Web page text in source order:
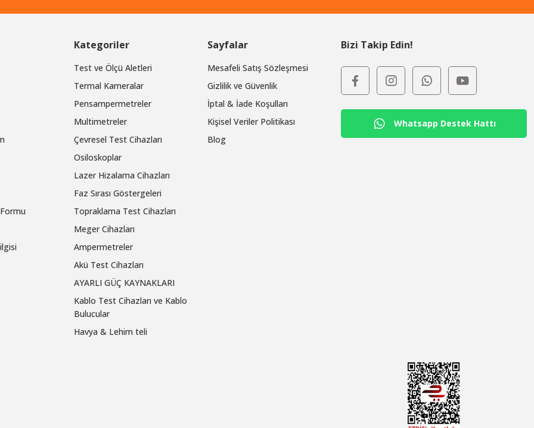
Kategoriler
Test ve Ölçü Aletleri
Termal Kameralar
Pensampermetreler
Multimetreler
Çevresel Test Cihazları
Osiloskoplar
Lazer Hizalama Cihazları
Faz Sırası Göstergeleri
Topraklama Test Cihazları
Meger Cihazları
Ampermetreler
Akü Test Cihazları
AYARLI GÜÇ KAYNAKLARI
Kablo Test Cihazları ve Kablo
Bulucular
Havya & Lehim teli
Sayfalar
Mesafeli Satış Sözleşmesi
Gizlilik ve Güvenlik
İptal & İade Koşulları
Kişisel Veriler Politikası
Blog
Bizi Takip Edin!
Whatsapp Destek Hattı